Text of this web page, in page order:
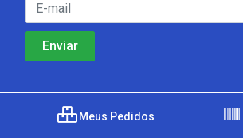
Meus Pedidos